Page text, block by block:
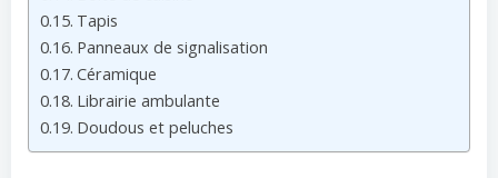
Tapis
Panneaux de signalisation
Céramique
Librairie ambulante
Doudous et peluches